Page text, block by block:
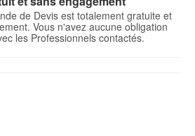
de Devis est totalement gratuite et
Vous n'avez aucune obligation
les Professionnels contactés.